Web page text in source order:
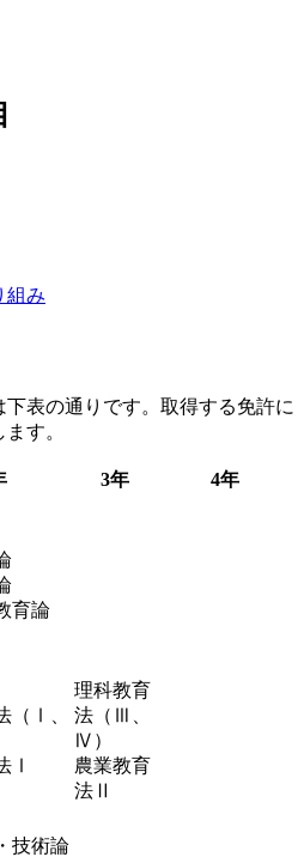
組み
表の通りです。取得する免許に
す。
3年 4年
育論
（Ⅰ、
Ⅰ
理科教育
法（Ⅲ、
Ⅳ）
農業教育
法Ⅱ
技術論